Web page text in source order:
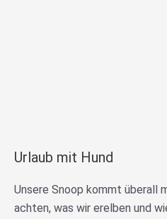
Urlaub mit Hund
Unsere Snoop kommt überall
achten, was wir erelben und